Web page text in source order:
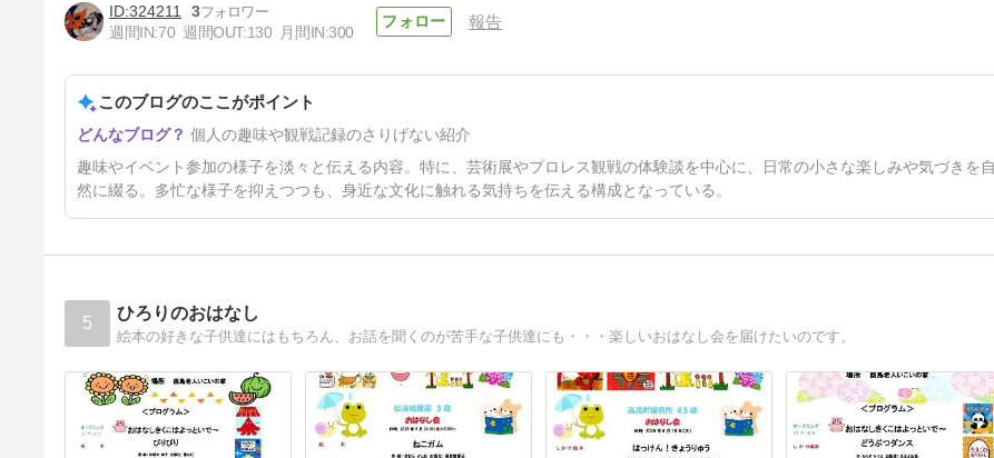
謹賀新年2022
4年前
324211
3
週間IN:70 週間OUT:130 月間IN:300
報告
このブログのここがポイント
個人の趣味や観戦記録のさりげない紹介
趣味やイベント参加の様子を淡々と伝える内容。特に、芸術展やプロレス観戦の体験談を中心に、日常の小さな楽しみや気づきを自
然に綴る。多忙な様子を抑えつつも、身近な文化に触れる気持ちを伝える構成となっている。
5 ひろりのおはなし
絵本の好きな子供達にはもちろん、お話を聞くのが苦手な子供達にも・・・楽しいおはなし会を届けたいのです。